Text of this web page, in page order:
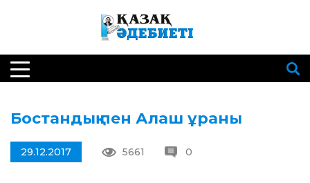
Бостандық пен Алаш ұраны
29.12.2017 5661 0